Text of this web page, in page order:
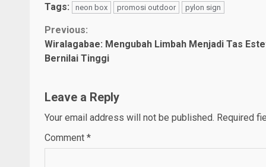
Tags: neon box promosi outdoor pylon sign
Continue
Reading
Previous:
Wiralagabae: Mengubah Limbah Menjadi Tas
Bernilai Tinggi
Leave a Reply
Your email address will not be published. Required
Comment *